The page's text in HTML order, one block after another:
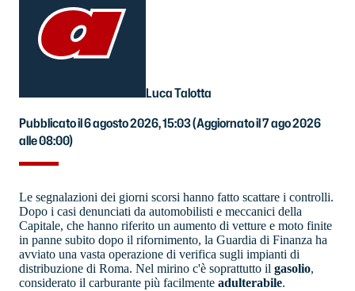
Luca Talotta
Pubblicato il 6 agosto 2026, 15:03(Aggiornato il 7 ago 2026
alle 08:00)
Le segnalazioni dei giorni scorsi hanno fatto scattare i controlli.
Dopo i casi denunciati da automobilisti e meccanici della
Capitale, che hanno riferito un aumento di vetture e moto finite
in panne subito dopo il rifornimento, la Guardia di Finanza ha
avviato una vasta operazione di verifica sugli impianti di
distribuzione di Roma. Nel mirino c'è soprattutto il gasolio,
considerato il carburante più facilmente adulterabile.